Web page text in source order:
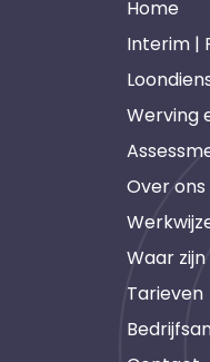
Home
Interim |
Werving
Over ons
Waar
Tarieven